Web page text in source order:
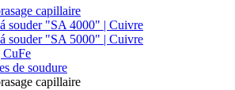
capillaire
souder "SA 4000" | Cuivre
souder "SA 5000" | Cuivre
de soudure
capillaire